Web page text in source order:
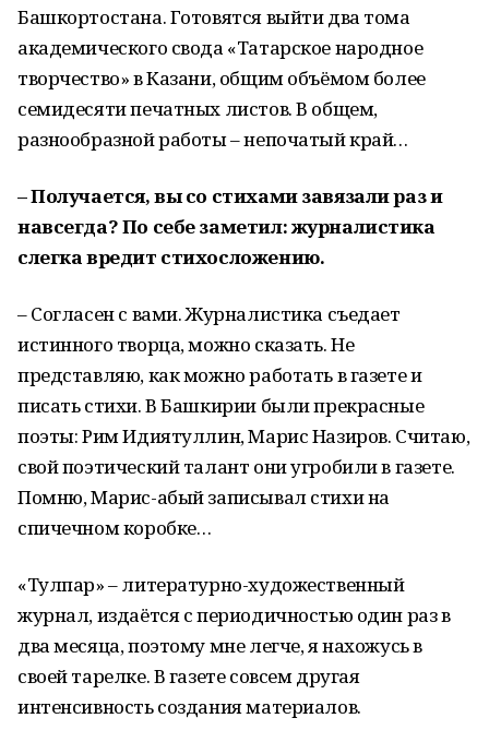
Башкортостана. Готовятся выйти два тома
академического свода «Татарское народное
творчество» в Казани, общим объёмом более
семидесяти печатных листов. В общем,
разнообразной работы – непочатый край…
– Получается, вы со стихами завязали раз и
навсегда? По себе заметил: журналистика
слегка вредит стихосложению.
– Согласен с вами. Журналистика съедает
истинного творца, можно сказать. Не
представляю, как можно работать в газете и
писать стихи. В Башкирии были прекрасные
поэты: Рим Идиятуллин, Марис Назиров. Считаю,
свой поэтический талант они угробили в газете.
Помню, Марис-абый записывал стихи на
спичечном коробке…
«Тулпар» – литературно-художественный
журнал, издаётся с периодичностью один раз в
два месяца, поэтому мне легче, я нахожусь в
своей тарелке. В газете совсем другая
интенсивность создания материалов.